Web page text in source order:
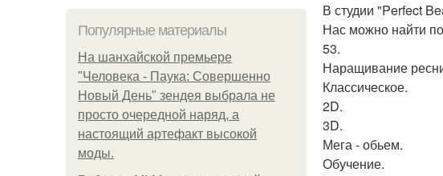
Популярные материалы
На шанхайской премьере
"Человека - Паука: Совершенно
Новый День" зендея выбрала не
просто очередной наряд, а
настоящий артефакт высокой
моды.
В студии "Perfect
Нас можно найти
53.
Наращивание
Классическое.
2D.
3D.
Мега - обьем.
Обучение.